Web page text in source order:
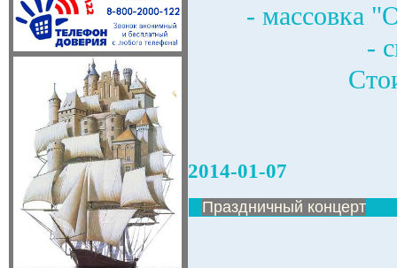
- массовка
-
2014-01-07
Праздничный концерт